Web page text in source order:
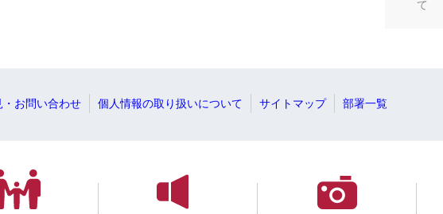
て
・お問い合わせ 個人情報の取り扱いについて サイトマップ 部署一覧